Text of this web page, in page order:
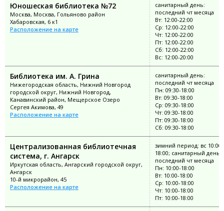
Юношеская библиотека №72
Москва, Москва, Гольяново район
Хабаровская, 6 к1
Расположение на карте
санитарный день:
последний чт месяца
Вт: 12:00-22:00
Ср: 12:00-22:00
Чт: 12:00-22:00
Пт: 12:00-22:00
Сб: 12:00-22:00
Вс: 12:00-20:00
Библиотека им. А. Грина
Нижегородская область, Нижний Новгород
городской округ, Нижний Новгород,
Канавинский район, Мещерское Озеро
Сергея Акимова, 49
Расположение на карте
санитарный день:
последний чт месяца
Пн: 09:30-18:00
Вт: 09:30-18:00
Ср: 09:30-18:00
Чт: 09:30-18:00
Пт: 09:30-18:00
Сб: 09:30-18:00
Централизованная библиотечная
система, г. Ангарск
Иркутская область, Ангарский городской округ,
Ангарск
10-й микрорайон, 45
Расположение на карте
зимний период: вс 10:00-
18:00; санитарный день:
последний чт месяца
Пн: 10:00-18:00
Вт: 10:00-18:00
Ср: 10:00-18:00
Чт: 10:00-18:00
Пт: 10:00-18:00